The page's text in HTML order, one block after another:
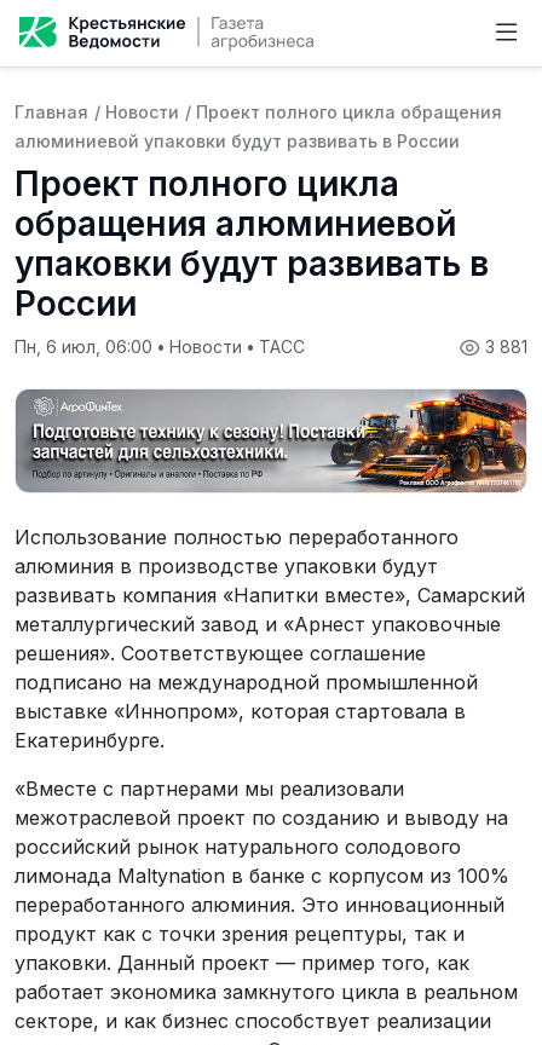
Главная / Новости / Проект полного цикла обращения
алюминиевой упаковки будут развивать в России
Проект полного цикла
обращения алюминиевой
упаковки будут развивать в
России
3 881
Пн, 6 июл, 06:00 • Новости • ТАСС
Использование полностью переработанного
алюминия в производстве упаковки будут
развивать компания «Напитки вместе», Самарский
металлургический завод и «Арнест упаковочные
решения». Соответствующее соглашение
подписано на международной промышленной
выставке «Иннопром», которая стартовала в
Екатеринбурге.
«Вместе с партнерами мы реализовали
межотраслевой проект по созданию и выводу на
российский рынок натурального солодового
лимонада Maltynation в банке с корпусом из 100%
переработанного алюминия. Это инновационный
продукт как с точки зрения рецептуры, так и
упаковки. Данный проект — пример того, как
работает экономика замкнутого цикла в реальном
секторе, и как бизнес способствует реализации